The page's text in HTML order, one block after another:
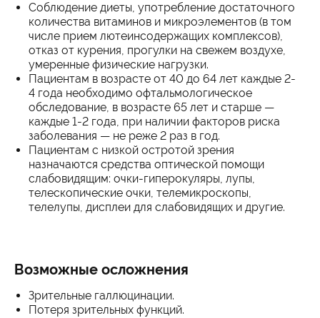
Соблюдение диеты, употребление достаточного
количества витаминов и микроэлементов (в том
числе прием лютеинсодержащих комплексов),
отказ от курения, прогулки на свежем воздухе,
умеренные физические нагрузки.
Пациентам в возрасте от 40 до 64 лет каждые 2-
4 года необходимо офтальмологическое
обследование, в возрасте 65 лет и старше —
каждые 1-2 года, при наличии факторов риска
заболевания — не реже 2 раз в год.
Пациентам с низкой остротой зрения
назначаются средства оптической помощи
слабовидящим: очки-гиперокуляры, лупы,
телескопические очки, телемикроскопы,
телелупы, дисплеи для слабовидящих и другие.
Возможные осложнения
Зрительные галлюцинации.
Потеря зрительных функций.